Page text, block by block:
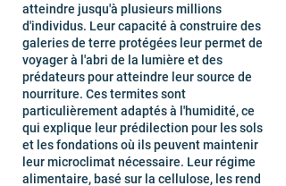
atteindre jusqu'à plusieurs millions
d'individus. Leur capacité à construire des
galeries de terre protégées leur permet de
voyager à l'abri de la lumière et des
prédateurs pour atteindre leur source de
nourriture. Ces termites sont
particulièrement adaptés à l'humidité, ce
qui explique leur prédilection pour les sols
et les fondations où ils peuvent maintenir
leur microclimat nécessaire. Leur régime
alimentaire, basé sur la cellulose, les rend